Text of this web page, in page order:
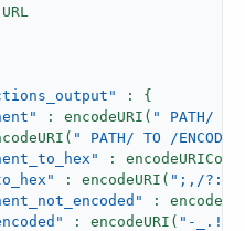
: encodeURI( " PATH/ TO
" PATH/ TO /ENCODE
:
: encodeURI( ";,/
:
: encodeURI( "-